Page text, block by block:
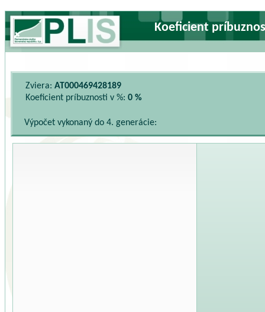
Koeficient
Zviera: AT000469428189
Koeficient príbuznosti v %: 0 %
Výpočet vykonaný do 4. generácie: